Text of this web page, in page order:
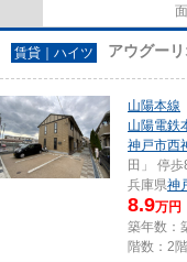
賃貸｜ハイツ アウグー
山陽本線
山陽電鉄
神戸市西
田」 停
兵庫県神
8.9万円
築年数：
階数：2